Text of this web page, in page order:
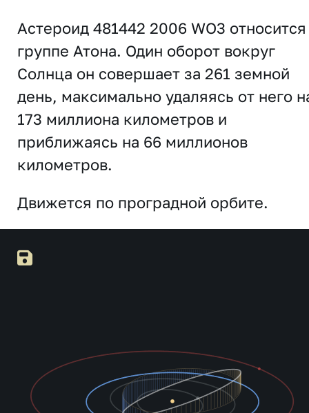
Астероид 481442 2006 WO3
группе Атона. Один оборот вокруг
Солнца он совершает за 261 земной
день, максимально удаляясь от него
173 миллиона километров и
приближаясь на 66 миллионов
километров.
Движется по проградной орбите.